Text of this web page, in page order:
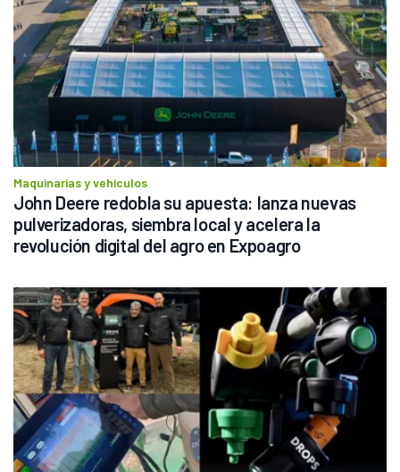
Maquinarias y vehículos
John Deere redobla su apuesta: lanza nuevas
pulverizadoras, siembra local y acelera la
revolución digital del agro en Expoagro